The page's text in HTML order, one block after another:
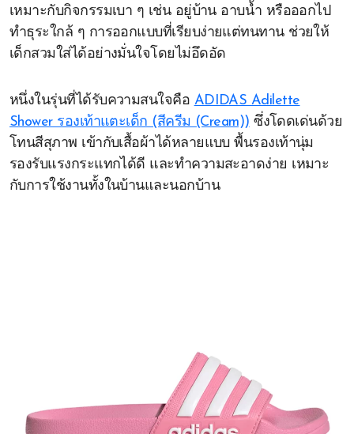
เหมาะกับกิจกรรมเบา ๆ เช่น อยู่บ้าน อาบน้ำ หรือออกไป
ทำธุระใกล้ ๆ การออกแบบที่เรียบง่ายแต่ทนทาน ช่วยให้
เด็กสวมใส่ได้อย่างมั่นใจโดยไม่อึดอัด
หนึ่งในรุ่นที่ได้รับความสนใจคือ ADIDAS Adilette
Shower รองเท้าแตะเด็ก (สีครีม (Cream)) ซึ่งโดดเด่นด้วย
โทนสีสุภาพ เข้ากับเสื้อผ้าได้หลายแบบ พื้นรองเท้านุ่ม
รองรับแรงกระแทกได้ดี และทำความสะอาดง่าย เหมาะ
กับการใช้งานทั้งในบ้านและนอกบ้าน